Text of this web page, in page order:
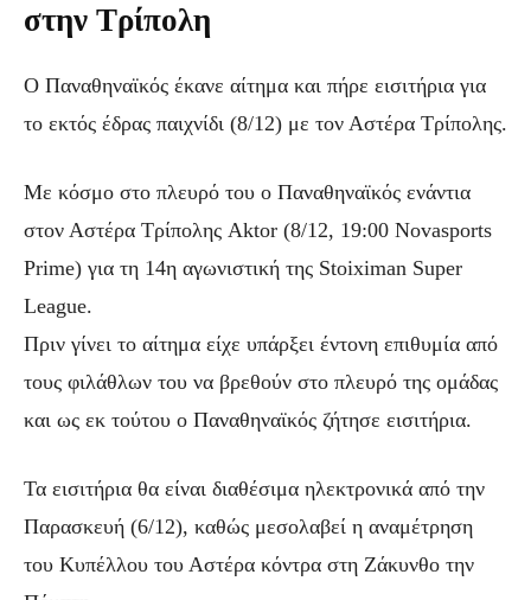
στην Τρίπολη
Ο Παναθηναϊκός έκανε αίτημα και πήρε εισιτήρια για
το εκτός έδρας παιχνίδι (8/12) με τον Αστέρα Τρίπολης.
Με κόσμο στο πλευρό του ο Παναθηναϊκός ενάντια
στον Αστέρα Τρίπολης Aktor (8/12, 19:00 Novasports
Prime) για τη 14η αγωνιστική της Stoiximan Super
League.
Πριν γίνει το αίτημα είχε υπάρξει έντονη επιθυμία από
τους φιλάθλων του να βρεθούν στο πλευρό της ομάδας
και ως εκ τούτου ο Παναθηναϊκός ζήτησε εισιτήρια.
Τα εισιτήρια θα είναι διαθέσιμα ηλεκτρονικά από την
Παρασκευή (6/12), καθώς μεσολαβεί η αναμέτρηση
του Κυπέλλου του Αστέρα κόντρα στη Ζάκυνθο την